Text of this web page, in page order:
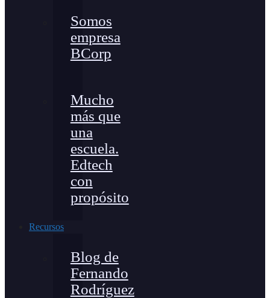
Somos
empresa
BCorp
Mucho
más que
una
escuela.
Edtech
con
propósito
Recursos
Blog de
Fernando
Rodríguez